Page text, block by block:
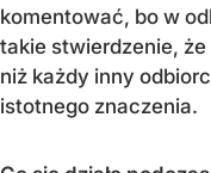
komentować, bo w
takie stwierdzenie, że
niż każdy inny
istotnego znaczenia.